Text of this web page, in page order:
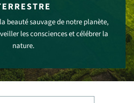
beauté sauvage de notre planète,
les consciences et célébrer la
nature.